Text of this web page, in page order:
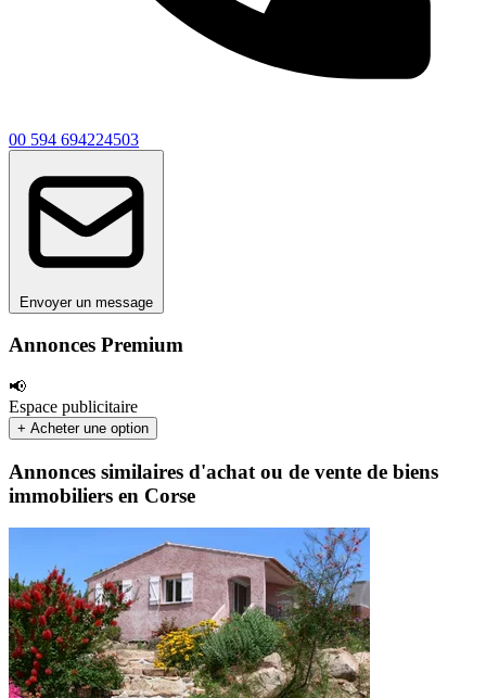
Annonces Premium
📢
Espace publicitaire
+ Acheter une option
00 594 694224503
Envoyer un message
Annonces similaires d'achat ou de vente de biens
immobiliers en Corse